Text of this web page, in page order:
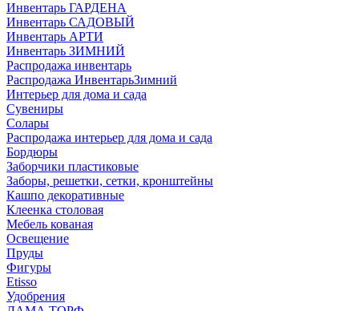
Инвентарь ГАРДЕНА
Инвентарь САДОВЫЙ
Инвентарь АРТИ
Инвентарь ЗИМНИЙ
Распродажа инвентарь
Распродажа ИнвентарьЗимний
Интерьер для дома и сада
Сувениры
Солары
Распродажа интерьер для дома и сада
Бордюры
Заборчики пластиковые
Заборы, решетки, сетки, кронштейны
Кашпо декоративные
Клеенка столовая
Мебель кованая
Освещение
Пруды
Фигуры
Etisso
Удобрения